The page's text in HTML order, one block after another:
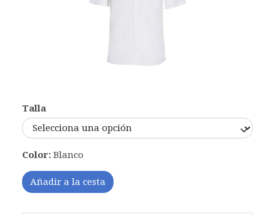
Talla
Color: Blanco
Añadir a la cesta